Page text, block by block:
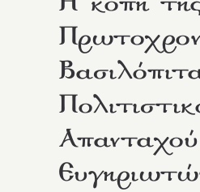
Η κοπή
Απανταχού